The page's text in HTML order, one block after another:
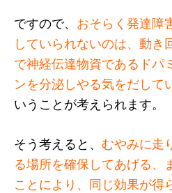
ですので、 おそらく発達障
していられないのは、動き
で神経伝達物資であるドパ
ンを分泌しやる気をだして
いうことが考えられます。
そう考えると、 むやみに走
る場所を確保してあげる、
ことにより、同じ効果が得